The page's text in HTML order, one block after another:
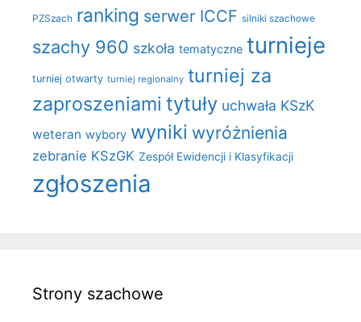
PZSzach ranking serwer ICCF silniki szachowe
szachy 960 szkoła tematyczne turnieje
turniej otwarty turniej regionalny turniej za
zaproszeniami tytuły uchwała KSzK
weteran wybory wyniki wyróżnienia
zebranie KSzGK Zespół Ewidencji i Klasyfikacji
zgłoszenia
Strony szachowe